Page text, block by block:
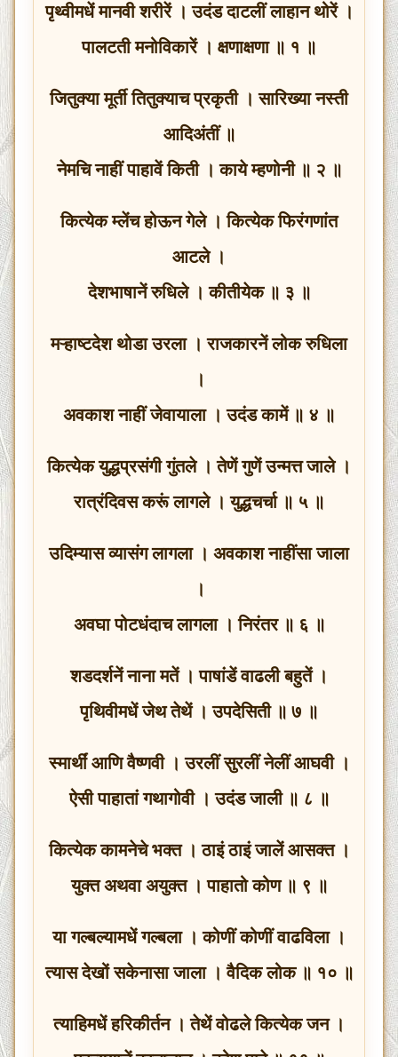
पृथ्वीमधें मानवी शरीरें । उदंड दाटलीं लाहान थोरें ।
पालटती मनोविकारें । क्षणाक्षणा ॥ १ ॥
जितुक्या मूर्ती तितुक्याच प्रकृती । सारिख्या नस्ती
आदिअंतीं ॥
नेमचि नाहीं पाहावें किती । काये म्हणोनी ॥ २ ॥
कित्येक म्लेंच होऊन गेले । कित्येक फिरंगणांत
आटले ।
देशभाषानें रुधिले । कीतीयेक ॥ ३ ॥
मऱ्हाष्टदेश थोडा उरला । राजकारनें लोक रुधिला
।
अवकाश नाहीं जेवायाला । उदंड कामें ॥ ४ ॥
कित्येक युद्धप्रसंगी गुंतले । तेणें गुणें उन्मत्त जाले ।
रात्रंदिवस करूं लागले । युद्धचर्चा ॥ ५ ॥
उदिम्यास व्यासंग लागला । अवकाश नाहींसा जाला
।
अवघा पोटधंदाच लागला । निरंतर ॥ ६ ॥
शडदर्शनें नाना मतें । पाषांडें वाढली बहुतें ।
पृथिवीमधें जेथ तेथें । उपदेसिती ॥ ७ ॥
स्मार्थीं आणि वैष्णवी । उरलीं सुरलीं नेलीं आघवी ।
ऐसी पाहातां गथागोवी । उदंड जाली ॥ ८ ॥
कित्येक कामनेचे भक्त । ठाइं ठाइं जालें आसक्त ।
युक्त अथवा अयुक्त । पाहातो कोण ॥ ९ ॥
या गल्बल्यामधें गल्बला । कोणीं कोणीं वाढविला ।
त्यास देखों सकेनासा जाला । वैदिक लोक ॥ १० ॥
त्याहिमधें हरिकीर्तन । तेथें वोढले कित्येक जन ।